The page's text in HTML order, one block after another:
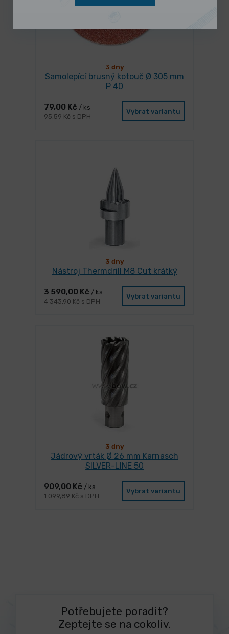
3 dny
Samolepící brusný kotouč Ø 305 mm
P 40
79,00 Kč / ks
95,59 Kč s DPH
Vybrat variantu
3 dny
Nástroj Thermdrill M8 Cut krátký
3 590,00 Kč / ks
4 343,90 Kč s DPH
Vybrat variantu
3 dny
Jádrový vrták Ø 26 mm Karnasch
SILVER-LINE 50
909,00 Kč / ks
1 099,89 Kč s DPH
Vybrat variantu
Potřebujete poradit?
Zeptejte se na cokoliv.